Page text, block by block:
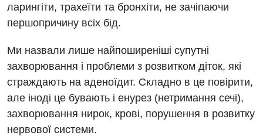
Медична психологія
Неврологія
Нейрохірургія
Онкологічне відділлення
Оториноларингологія
Офтальмологічне відділення
ларингіти, трахеїти та бронхіти, не зачіпаючи
першопричину всіх бід.
Ми назвали лише найпоширеніші супутні
захворювання і проблеми з розвитком діток, які
страждають на аденоїдит. Складно в це повірити,
але іноді це бувають і енурез (нетримання сечі),
захворювання нирок, крові, порушення в розвитку
нервової системи.